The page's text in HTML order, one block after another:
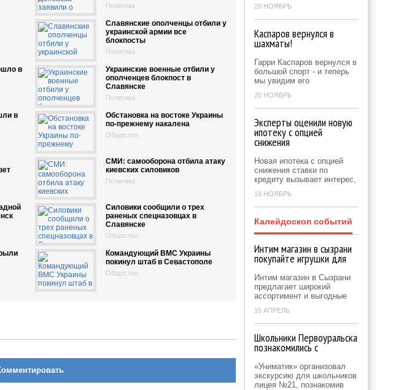
Политика
Славянские ополченцы отбили у
украинской армии все
блокпосты
Политика
в
Украинские военные отбили у
ополченцев блокпост в
Славянске
Политика
в
Обстановка на востоке Украины
по-прежнему накалена
Общество
СМИ: самооборона отбила атаку
киевских силовиков
Политика
Силовики сообщили о трех
раненых спецназовцах в
Славянске
Общество
Командующий ВМС Украины
покинул штаб в Севастополе
Общество
20 НОЯБРЬ
Каспаров вернулся в
шахматы!
Гарри Каспаров вернулся в
большой спорт - и теперь
мы увидим его
20 НОЯБРЬ
Эксперты оценили новую
ипотеку с опцией
снижения
Новая ипотека с опцией
снижения ставки по
кредиту вызывает интерес,
18 НОЯБРЬ
Калейдоскоп событий
Интим магазин в сызрани
покупайте игрушки для
Интим магазин в Сызрани
предлагает широкий
ассортимент и выгодные
15 АПРЕЛЬ
Школьники Первоуральска
познакомились с
«Униматик» организовал
экскурсию для школьников
лицея №21, познакомив